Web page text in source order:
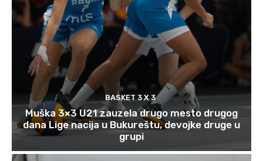
BASKET 3 X 3
Muška 3×3 U21 zauzela drugo mesto drugog
dana Lige nacija u Bukureštu, devojke druge u
grupi